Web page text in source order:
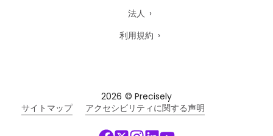
法人
利用規約
2026 © Precisely
サイトマップ
アクセシビリティに関する声明